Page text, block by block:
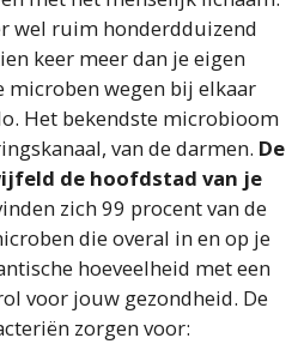
wel ruim honderdduizend
keer meer dan je eigen
microben wegen bij elkaar
Het bekendste microbioom
van de darmen. De
de hoofdstad van je
zich 99 procent van de
die overal in en op je
hoeveelheid met een
voor jouw gezondheid. De
zorgen voor: